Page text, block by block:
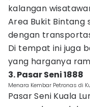
kalangan
Area Bukit Bintang
dengan
Di tempat ini juga
yang harganya
3. Pasar Seni 1888
Menara Kembar Petronas di
Pasar Seni Kuala